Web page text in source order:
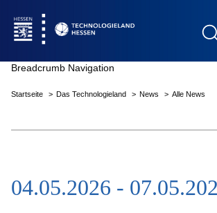
Das Technologieland
Breadcrumb Navigation
Startseite Das Technologieland News Alle News
04.05.2026 -